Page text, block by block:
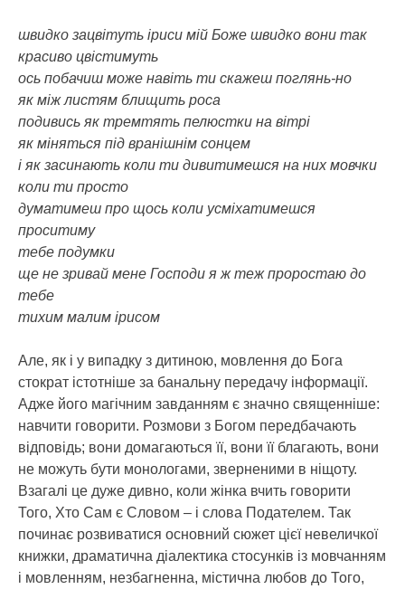
швидко зацвітуть іриси мій Боже швидко вони так
красиво цвістимуть
ось побачиш може навіть ти скажеш поглянь-но
як між листям блищить роса
подивись як тремтять пелюстки на вітрі
як міняться під вранішнім сонцем
і як засинають коли ти дивитимешся на них мовчки
коли ти просто
думатимеш про щось коли усміхатимешся
проситиму
тебе подумки
ще не зривай мене Господи я ж теж проростаю до
тебе
тихим малим ірисом
Але, як і у випадку з дитиною, мовлення до Бога
стократ істотніше за банальну передачу інформації.
Адже його магічним завданням є значно священніше:
навчити говорити. Розмови з Богом передбачають
відповідь; вони домагаються її, вони її благають, вони
не можуть бути монологами, зверненими в ніщоту.
Взагалі це дуже дивно, коли жінка вчить говорити
Того, Хто Сам є Словом – і слова Подателем. Так
починає розвиватися основний сюжет цієї невеличкої
книжки, драматична діалектика стосунків із мовчанням
і мовленням, незбагненна, містична любов до Того,